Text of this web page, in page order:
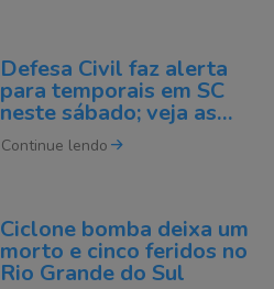
Defesa Civil faz alerta
para temporais em SC
neste sábado; veja as
regiões em risco
Continue lendo
Ciclone bomba deixa um
morto e cinco feridos no
Rio Grande do Sul